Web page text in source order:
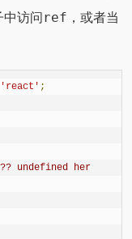
中访问 ref ，或者当
'react' ;
undefined her